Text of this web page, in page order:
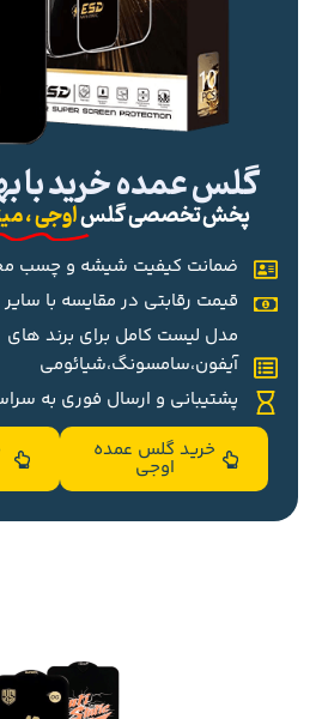
گلس عمده خرید با
پخش تخصصی گلساوجی ،
ضمانت کیفیت شیشه و چسب
قیمت رقابتی در مقایسه با سایر
مدل لیست کامل برای برند های
آیفون،سامسونگ،شیائومی
پشتیبانی و ارسال فوری به
خرید گلس عمده
اوجی